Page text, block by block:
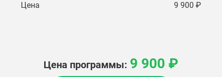
Цена 9 900 ₽
Цена программы: 9 900 ₽